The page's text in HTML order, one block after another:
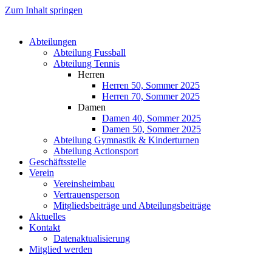
Zum Inhalt springen
Abteilungen
Abteilung Fussball
Abteilung Tennis
Herren
Herren 50, Sommer 2025
Herren 70, Sommer 2025
Damen
Damen 40, Sommer 2025
Damen 50, Sommer 2025
Abteilung Gymnastik & Kinderturnen
Abteilung Actionsport
Geschäftsstelle
Verein
Vereinsheimbau
Vertrauensperson
Mitgliedsbeiträge und Abteilungsbeiträge
Aktuelles
Kontakt
Datenaktualisierung
Mitglied werden